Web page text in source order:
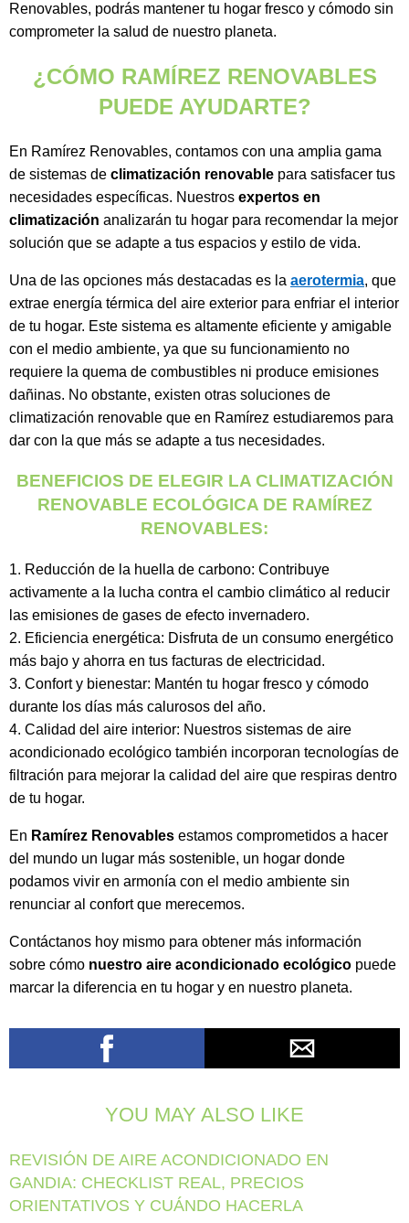
Renovables, podrás mantener tu hogar fresco y cómodo sin
comprometer la salud de nuestro planeta.
¿CÓMO RAMÍREZ RENOVABLES
PUEDE AYUDARTE?
En Ramírez Renovables, contamos con una amplia gama
de sistemas de climatización renovable para satisfacer tus
necesidades específicas. Nuestros expertos en
climatización analizarán tu hogar para recomendar la mejor
solución que se adapte a tus espacios y estilo de vida.
Una de las opciones más destacadas es la aerotermia, que
extrae energía térmica del aire exterior para enfriar el interior
de tu hogar. Este sistema es altamente eficiente y amigable
con el medio ambiente, ya que su funcionamiento no
requiere la quema de combustibles ni produce emisiones
dañinas. No obstante, existen otras soluciones de
climatización renovable que en Ramírez estudiaremos para
dar con la que más se adapte a tus necesidades.
BENEFICIOS DE ELEGIR LA CLIMATIZACIÓN
RENOVABLE ECOLÓGICA DE RAMÍREZ
RENOVABLES:
Reducción de la huella de carbono: Contribuye
activamente a la lucha contra el cambio climático al reducir
las emisiones de gases de efecto invernadero.
Eficiencia energética: Disfruta de un consumo energético
más bajo y ahorra en tus facturas de electricidad.
Confort y bienestar: Mantén tu hogar fresco y cómodo
durante los días más calurosos del año.
Calidad del aire interior: Nuestros sistemas de aire
acondicionado ecológico también incorporan tecnologías de
filtración para mejorar la calidad del aire que respiras dentro
de tu hogar.
En Ramírez Renovables estamos comprometidos a hacer
del mundo un lugar más sostenible, un hogar donde
podamos vivir en armonía con el medio ambiente sin
renunciar al confort que merecemos.
Contáctanos hoy mismo para obtener más información
sobre cómo nuestro aire acondicionado ecológico puede
marcar la diferencia en tu hogar y en nuestro planeta.
YOU MAY ALSO LIKE
REVISIÓN DE AIRE ACONDICIONADO EN
GANDIA: CHECKLIST REAL, PRECIOS
ORIENTATIVOS Y CUÁNDO HACERLA